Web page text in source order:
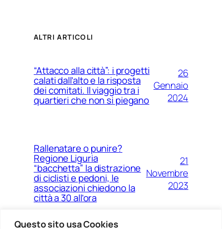
Questo sito usa Cookies
ALTRI ARTICOLI
“Attacco alla città”: i progetti
calati dall’alto e la risposta
dei comitati. Il viaggio tra i
quartieri che non si piegano
26
Gennaio
2024
Rallenatare o punire?
Regione Liguria
“bacchetta” la distrazione
di ciclisti e pedoni, le
associazioni chiedono la
città a 30 all’ora
21
Novembre
2023